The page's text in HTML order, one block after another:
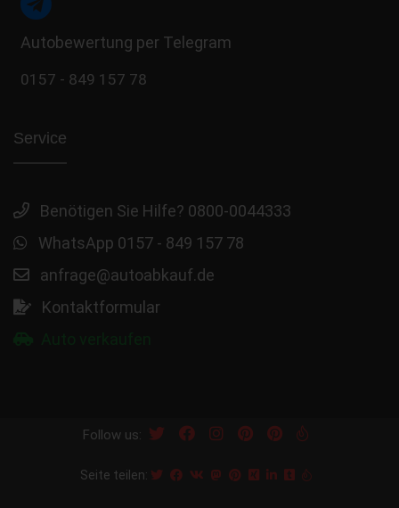
Autobewertung per Telegram
0157 - 849 157 78
Service
Benötigen Sie Hilfe? 0800-0044333
WhatsApp 0157 - 849 157 78
anfrage@autoabkauf.de
Kontaktformular
Follow us:
Seite teilen: